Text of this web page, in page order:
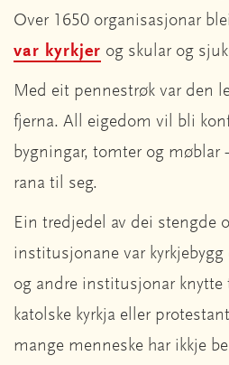
Over 1650 organisasjonar
var kyrkjer og skular og
Med eit pennestrøk var den
fjerna. All eigedom vil bli
bygningar, tomter og møblar
rana til seg.
Ein tredjedel av dei stengde
institusjonane var kyrkjebygg
og andre institusjonar knytte
katolske kyrkja eller
mange menneske har ikkje